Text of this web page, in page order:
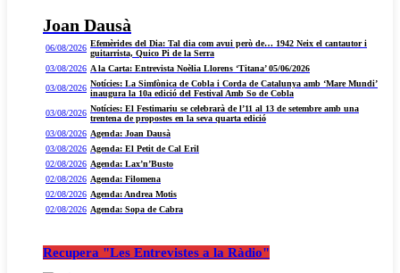
Joan Dausà
06/08/2026 Efemèrides del Dia: Tal dia com avui però de… 1942 Neix el cantautor i
guitarrista, Quico Pi de la Serra
03/08/2026 A la Carta: Entrevista Noèlia Llorens ‘Titana’ 05/06/2026
03/08/2026 Notícies: La Simfònica de Cobla i Corda de Catalunya amb ‘Mare Mundi’
inaugura la 10a edició del Festival Amb So de Cobla
03/08/2026 Notícies: El Festimariu se celebrarà de l’11 al 13 de setembre amb una
trentena de propostes en la seva quarta edició
03/08/2026 Agenda: Joan Dausà
03/08/2026 Agenda: El Petit de Cal Eril
02/08/2026 Agenda: Lax’n’Busto
02/08/2026 Agenda: Filomena
02/08/2026 Agenda: Andrea Motis
02/08/2026 Agenda: Sopa de Cabra
Recupera "Les Entrevistes a la Ràdio"